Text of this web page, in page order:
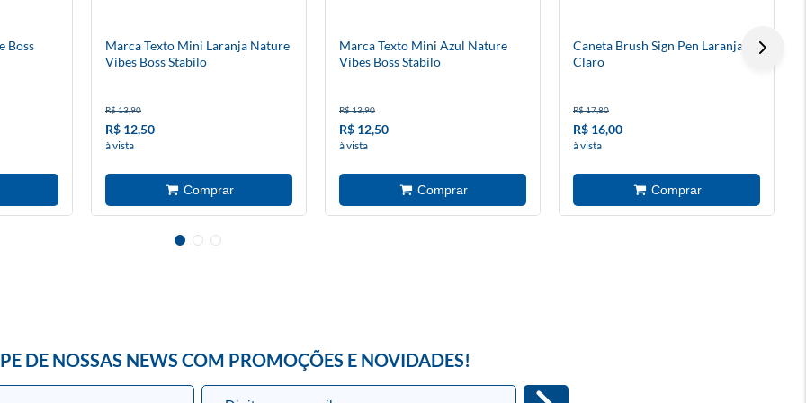
Boss
Marca Texto Mini Laranja Nature
Vibes Boss Stabilo
R$ 13,90
R$ 12,50
à vista
Marca Texto Mini Azul Nature
Vibes Boss Stabilo
R$ 13,90
R$ 12,50
à vista
Caneta Brush Sign Pen Laranja
Claro
R$ 17,80
R$ 16,00
à vista
DE NOSSAS NEWS COM PROMOÇÕES E NOVIDADES!